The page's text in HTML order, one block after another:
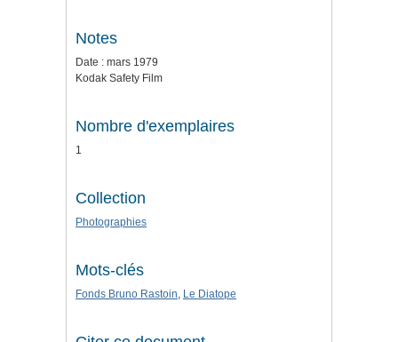
Notes
Date : mars 1979
Kodak Safety Film
Nombre d'exemplaires
1
Collection
Photographies
Mots-clés
Fonds Bruno Rastoin, Le Diatope